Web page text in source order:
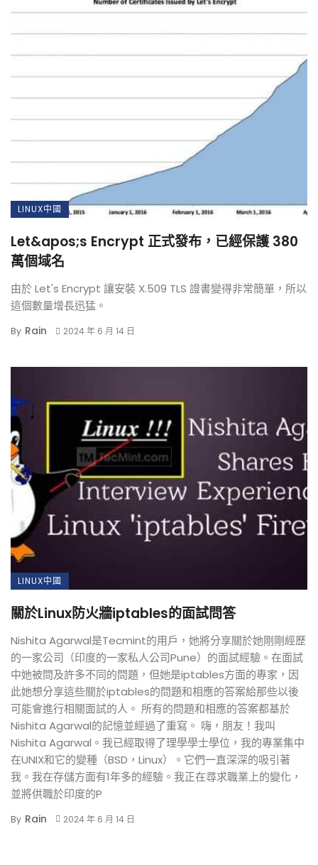
LINUX中國
Let&apos;s Encrypt 正式發布，已經保護 380
萬個域名
由於 Let's Encrypt 讓安裝 X.509 TLS 證書變得非常簡單，所以
這個數量增長迅猛。
By Rain 2024 年 6 月 14 日
LINUX中國
關於Linux防火牆iptables的面試問答
Nishita Agarwal是Tecmint的用戶，她將分享關於她剛剛經歷
的一家公司（印度的一家私人公司Pune）的面試經驗。在面試
中她被問及許多不同的問題，但她是iptables方面的專家，因
此她想分享這些關於iptables的問題和相應的答案給那些以後
可能會進行相關面試的人。 所有的問題和相應的答案都基於
Nishita Agarwal的記憶並經過了重寫。 嗨，朋友！我叫
Nishita Agarwal。我已經取得了理學學士學位，我的專業集中
在UNIX和它的變種（BSD，Linux）。它們一直深深的吸引著
我。我在存儲方面有1年多的經驗。我正在尋求職業上的變化，
並將供職於印度的P
By Rain 2024 年 6 月 14 日